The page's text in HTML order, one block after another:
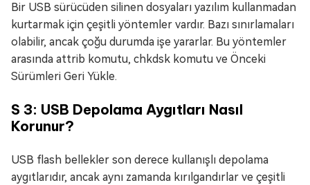
Bir USB sürücüden silinen dosyaları yazılım kullanmadan
kurtarmak için çeşitli yöntemler vardır. Bazı sınırlamaları
olabilir, ancak çoğu durumda işe yararlar. Bu yöntemler
arasında attrib komutu, chkdsk komutu ve Önceki
Sürümleri Geri Yükle.
S 3: USB Depolama Aygıtları Nasıl
Korunur?
USB flash bellekler son derece kullanışlı depolama
aygıtlarıdır, ancak aynı zamanda kırılgandırlar ve çeşitli